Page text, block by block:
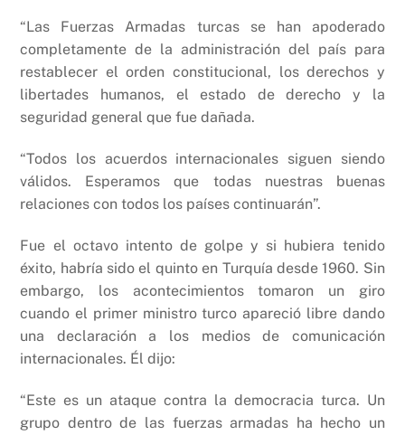
“Las Fuerzas Armadas turcas se han apoderado
completamente de la administración del país para
restablecer el orden constitucional, los derechos y
libertades humanos, el estado de derecho y la
seguridad general que fue dañada.
“Todos los acuerdos internacionales siguen siendo
válidos. Esperamos que todas nuestras buenas
relaciones con todos los países continuarán”.
Fue el octavo intento de golpe y si hubiera tenido
éxito, habría sido el quinto en Turquía desde 1960. Sin
embargo, los acontecimientos tomaron un giro
cuando el primer ministro turco apareció libre dando
una declaración a los medios de comunicación
internacionales. Él dijo:
“Este es un ataque contra la democracia turca. Un
grupo dentro de las fuerzas armadas ha hecho un